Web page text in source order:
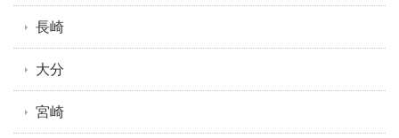
長崎
大分
宮崎